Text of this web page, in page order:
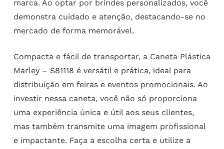
marca. Ao optar por brindes personalizados, você
demonstra cuidado e atenção, destacando-se no
mercado de forma memorável.
Compacta e fácil de transportar, a Caneta Plástica
Marley – S81118 é versátil e prática, ideal para
distribuição em feiras e eventos promocionais. Ao
investir nessa caneta, você não só proporciona
uma experiência única e útil aos seus clientes,
mas também transmite uma imagem profissional
e impactante. Faça a escolha certa e utilize a